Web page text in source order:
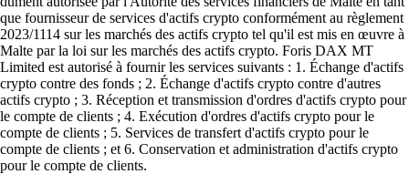
que fournisseur de services d'actifs crypto conformément au règlement
2023/1114 sur les marchés des actifs crypto tel qu'il est mis en œuvre à
Malte par la loi sur les marchés des actifs crypto. Foris DAX MT
Limited est autorisé à fournir les services suivants : 1. Échange d'actifs
crypto contre des fonds ; 2. Échange d'actifs crypto contre d'autres
actifs crypto ; 3. Réception et transmission d'ordres d'actifs crypto pour
le compte de clients ; 4. Exécution d'ordres d'actifs crypto pour le
compte de clients ; 5. Services de transfert d'actifs crypto pour le
compte de clients ; et 6. Conservation et administration d'actifs crypto
pour le compte de clients.